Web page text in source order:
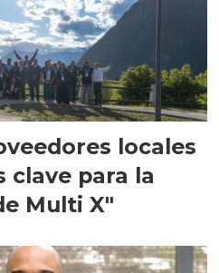
locales
clave para la
Multi X"